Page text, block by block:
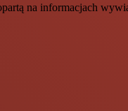
na informacjach